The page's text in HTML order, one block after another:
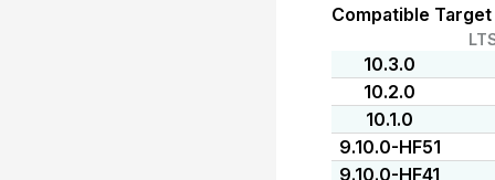
Compatible
10.3.0
10.2.0
10.1.0
9.10.0-HF51
9.10.0-HF41